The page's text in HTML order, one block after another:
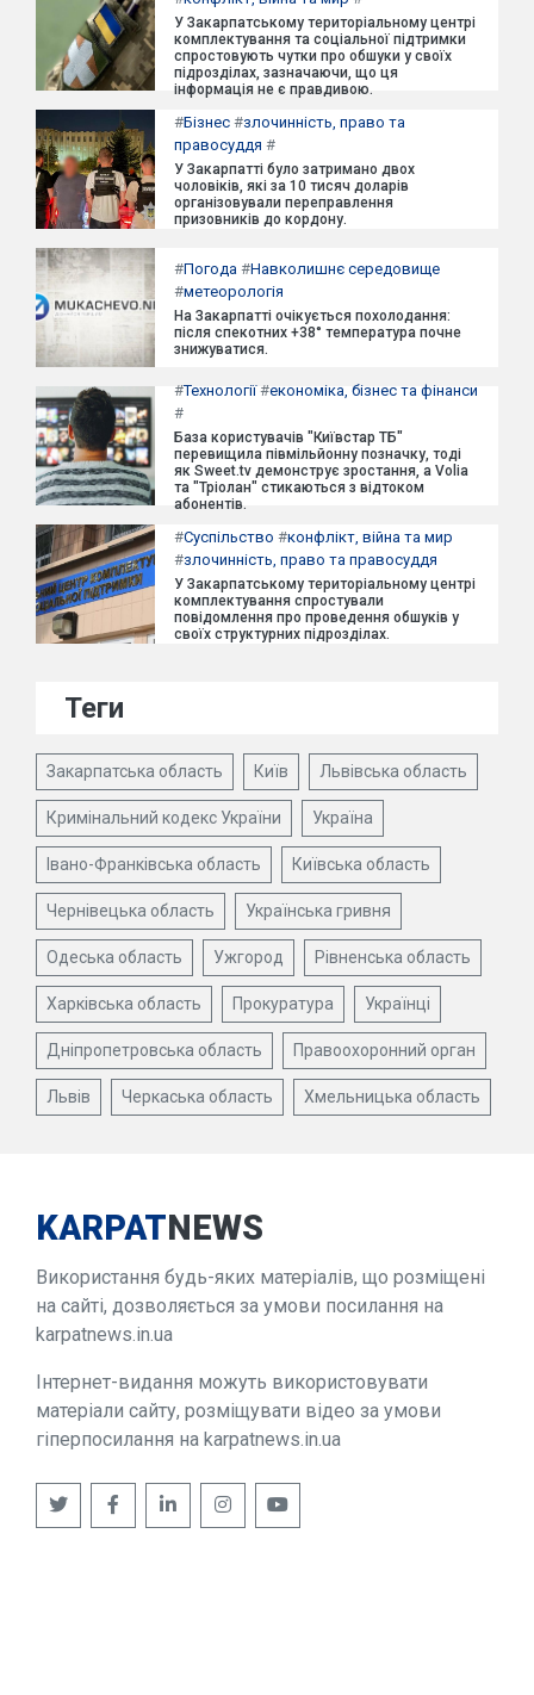
У Закарпатському територіальному центрі
комплектування та соціальної підтримки
спростовують чутки про обшуки у своїх
підрозділах, зазначаючи, що ця
інформація не є правдивою.
#Бізнес #злочинність, право та
правосуддя #
У Закарпатті було затримано двох
чоловіків, які за 10 тисяч доларів
організовували переправлення
призовників до кордону.
#Погода #Навколишнє середовище
#метеорологія
На Закарпатті очікується похолодання:
після спекотних +38° температура почне
знижуватися.
#Технології#економіка, бізнес та фінанси
#
База користувачів "Київстар ТБ"
перевищила півмільйонну позначку, тоді
як Sweet.tv демонструє зростання, а Volia
та "Тріолан" стикаються з відтоком
абонентів.
#Суспільство #конфлікт, війна та мир
#злочинність, право та правосуддя
У Закарпатському територіальному центрі
комплектування спростували
повідомлення про проведення обшуків у
своїх структурних підрозділах.
Теги
Закарпатська область Київ Львівська область
Кримінальний кодекс України Україна
Івано-Франківська область Київська область
Чернівецька область Українська гривня
Одеська область Ужгород Рівненська область
Харківська область Прокуратура Українці
Дніпропетровська область Правоохоронний орган
Львів Черкаська область Хмельницька область
KARPATNEWS
Використання будь-яких матеріалів, що розміщені
на сайті, дозволяється за умови посилання на
karpatnews.in.ua
Інтернет-видання можуть використовувати
матеріали сайту, розміщувати відео за умови
гіперпосилання на karpatnews.in.ua